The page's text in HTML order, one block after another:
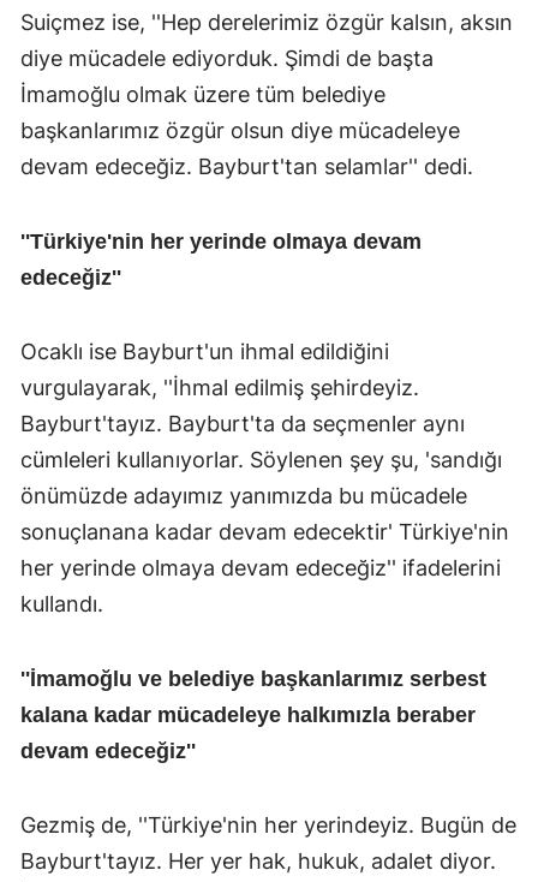
Suiçmez ise, ''Hep derelerimiz özgür kalsın, aksın
diye mücadele ediyorduk. Şimdi de başta
İmamoğlu olmak üzere tüm belediye
başkanlarımız özgür olsun diye mücadeleye
devam edeceğiz. Bayburt'tan selamlar'' dedi.
''Türkiye'nin her yerinde olmaya devam
edeceğiz''
Ocaklı ise Bayburt'un ihmal edildiğini
vurgulayarak, ''İhmal edilmiş şehirdeyiz.
Bayburt'tayız. Bayburt'ta da seçmenler aynı
cümleleri kullanıyorlar. Söylenen şey şu, 'sandığı
önümüzde adayımız yanımızda bu mücadele
sonuçlanana kadar devam edecektir' Türkiye'nin
her yerinde olmaya devam edeceğiz'' ifadelerini
kullandı.
''İmamoğlu ve belediye başkanlarımız serbest
kalana kadar mücadeleye halkımızla beraber
devam edeceğiz''
Gezmiş de, ''Türkiye'nin her yerindeyiz. Bugün de
Bayburt'tayız. Her yer hak, hukuk, adalet diyor.